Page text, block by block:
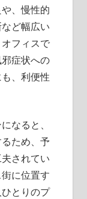
、慢性的
ど幅広い
フィスで
症状への
、利便性
なると、
ため、予
されてい
に位置す
とりのプ